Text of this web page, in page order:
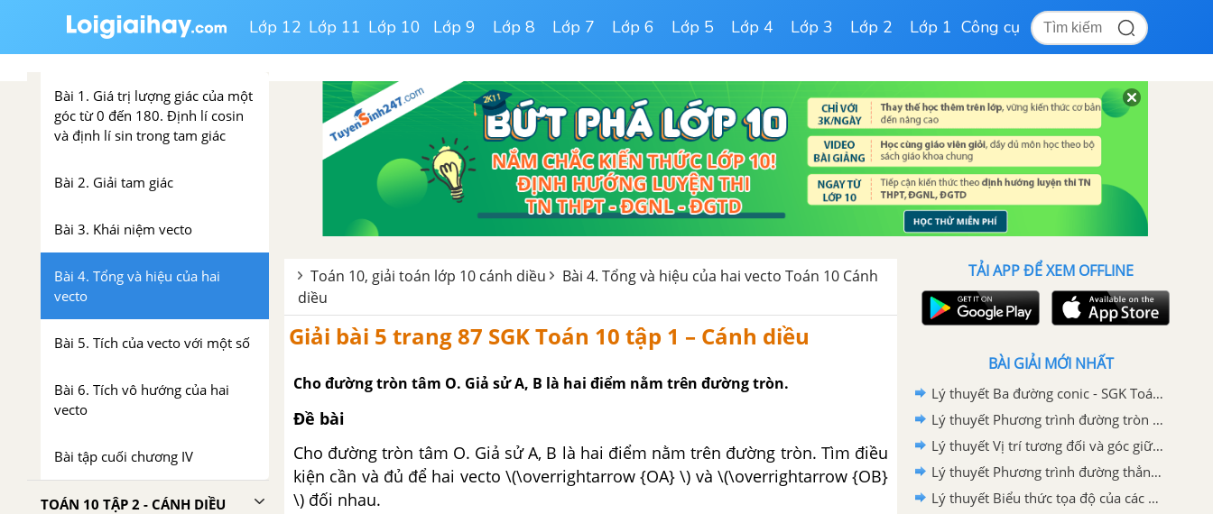
Lớp 12 Lớp 11 Lớp 10 Lớp 9 Lớp 8 Lớp 7 Lớp 6 Lớp 5 Lớp 4 Lớp 3 Lớp 2 Lớp 1 Công cụ
Chương IV. Hệ thức lượng
trong tam giác. Vectơ
Bài 1. Giá trị lượng giác của một
góc từ 0 đến 180. Định lí cosin
và định lí sin trong tam giác
Bài 2. Giải tam giác
Bài 3. Khái niệm vecto
Bài 4. Tổng và hiệu của hai
vecto
Bài 5. Tích của vecto với một số
Bài 6. Tích vô hướng của hai
vecto
Bài tập cuối chương IV
TOÁN 10 TẬP 2 - CÁNH DIỀU
Toán 10, giải toán lớp 10 cánh diều
Bài 4. Tổng và hiệu của hai vecto Toán 10 Cánh
diều
Giải bài 5 trang 87 SGK Toán 10 tập 1 – Cánh diều
Cho đường tròn tâm O. Giả sử A, B là hai điểm nằm trên đường tròn.
Đề bài
Cho đường tròn tâm O. Giả sử A, B là hai điểm nằm trên đường tròn. Tìm điều
kiện cần và đủ để hai vecto \(\overrightarrow {OA} \) và \(\overrightarrow {OB}
\) đối nhau.
TẢI APP ĐỂ XEM OFFLINE
BÀI GIẢI MỚI NHẤT
Lý thuyết Ba đường conic - SGK Toán 10 Cánh diều
Lý thuyết Phương trình đường tròn - SGK Toán 10 Cánh diều
Lý thuyết Vị trí tương đối và góc giữa hai đường thẳng. Khoảng cách từ một điểm đến một đường thẳng - SGK Toán 10 Cánh diều
Lý thuyết Phương trình đường thẳng - SGK Toán 10 Cánh diều
Lý thuyết Biểu thức tọa độ của các phép toán vecto - SGK Toán 10 Cánh diều